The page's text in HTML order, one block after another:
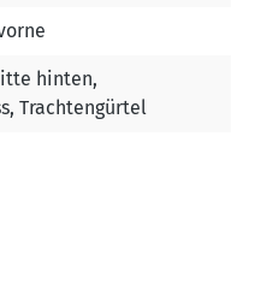
hinten,
, Trachtengürtel